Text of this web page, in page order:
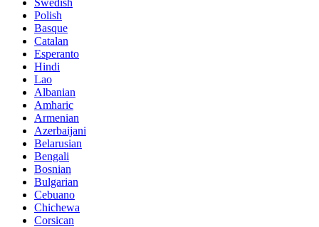
Polish
Basque
Catalan
Esperanto
Hindi
Lao
Albanian
Amharic
Armenian
Azerbaijani
Belarusian
Bengali
Bosnian
Bulgarian
Cebuano
Chichewa
Corsican